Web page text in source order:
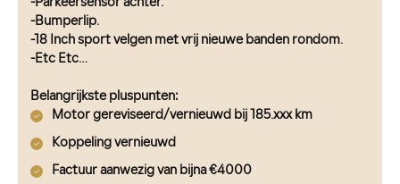
-Parkeersensor achter.
-Bumperlip.
-18 Inch sport velgen met vrij nieuwe banden rondom.
-Etc Etc…
Belangrijkste pluspunten:
Motor gereviseerd/vernieuwd bij 185.xxx km
Koppeling vernieuwd
Factuur aanwezig van bijna €4000